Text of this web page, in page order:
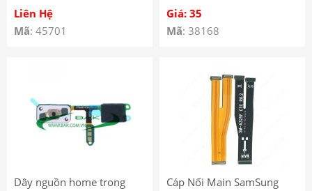
A526B
Liên Hệ
Mã: 45701
Giá: 35
Mã: 38168
Dây nguồn home trong
Cáp Nối Main SamSung